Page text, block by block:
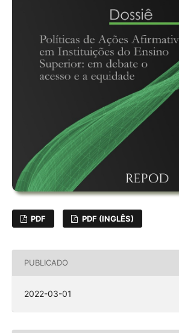
PDF PDF (INGLÊS)
PUBLICADO
2022-03-01